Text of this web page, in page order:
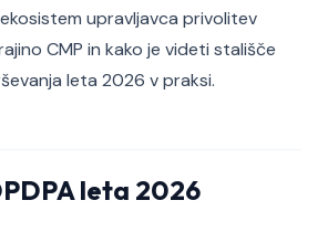
upravljavca privolitev
CMP in kako je videti stališče
leta 2026 v praksi.
leta 2026